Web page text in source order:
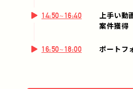
14:50~16:40
上手い
案件獲得
16:50~18:00 ポートフ